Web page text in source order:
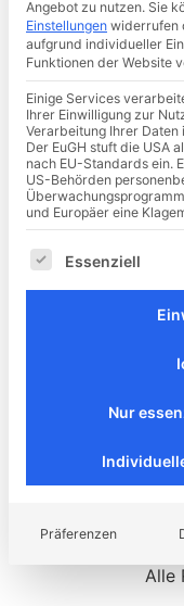
Alle
Angebot zu nutzen. Sie
Einstellungen widerrufen
aufgrund individueller
Funktionen der Website
Einige Services
Ihrer Einwilligung zur
Verarbeitung Ihrer Daten
Der EuGH stuft die USA
nach EU-Standards ein.
US-Behörden
und Europäer eine
Es folgt eine Liste
Essenziell
Nur
Präferenzen